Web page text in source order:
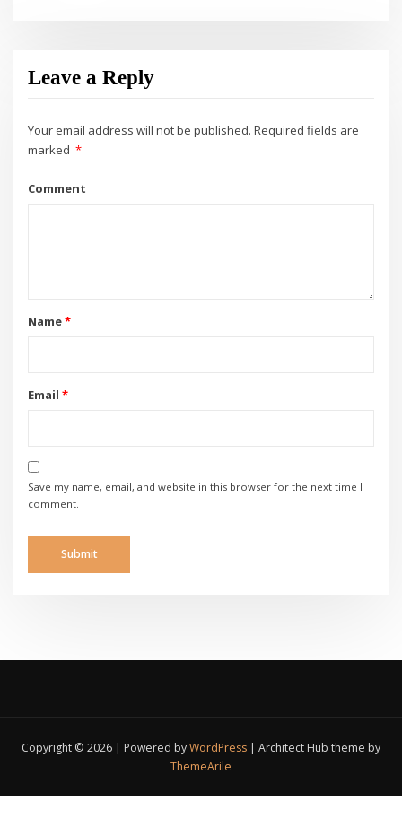
Leave a Reply
Your email address will not be published. Required fields are
marked *
Comment
Name*
Email *
Save my name, email, and website in this browser for the next time I
comment.
Copyright © 2026 | Powered byWordPress | Architect Hub theme by
ThemeArile